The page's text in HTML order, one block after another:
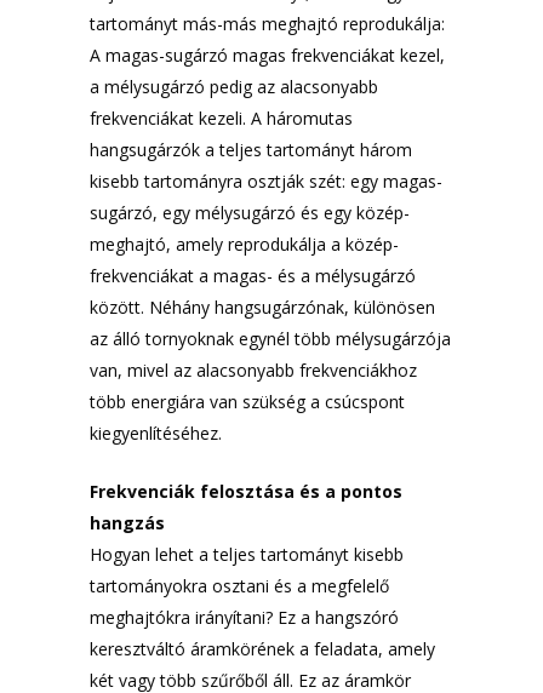
tartományt más-más meghajtó reprodukálja:
A magas-sugárzó magas frekvenciákat kezel,
a mélysugárzó pedig az alacsonyabb
frekvenciákat kezeli. A háromutas
hangsugárzók a teljes tartományt három
kisebb tartományra osztják szét: egy magas-
sugárzó, egy mélysugárzó és egy közép-
meghajtó, amely reprodukálja a közép-
frekvenciákat a magas- és a mélysugárzó
között. Néhány hangsugárzónak, különösen
az álló tornyoknak egynél több mélysugárzója
van, mivel az alacsonyabb frekvenciákhoz
több energiára van szükség a csúcspont
kiegyenlítéséhez.
Frekvenciák felosztása és a pontos
hangzás
Hogyan lehet a teljes tartományt kisebb
tartományokra osztani és a megfelelő
meghajtókra irányítani? Ez a hangszóró
keresztváltó áramkörének a feladata, amely
két vagy több szűrőből áll. Ez az áramkör